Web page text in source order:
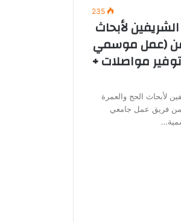
235
لأبحاث
عن (عمل موسمي
مواصلات +
لأبحاث الحج والعمرة
فريق عمل جامعي